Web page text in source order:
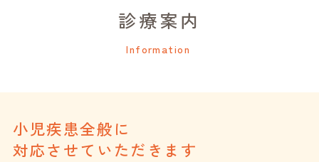
診療案内
Information
小児疾患全般に
対応させていただきます